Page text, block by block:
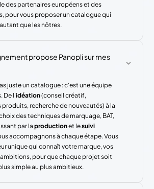
des partenaires européens et des
pour vous proposer un catalogue qui
que les nôtres.
propose Panopli sur mes
juste un catalogue : c'est une équipe
De l'idéation(conseil créatif,
recherche de nouveautés) à la
des techniques de marquage, BAT,
par laproductionet lesuivi
accompagnons à chaque étape. Vous
unique qui connaît votre marque, vos
pour que chaque projet soit
simple au plus ambitieux.